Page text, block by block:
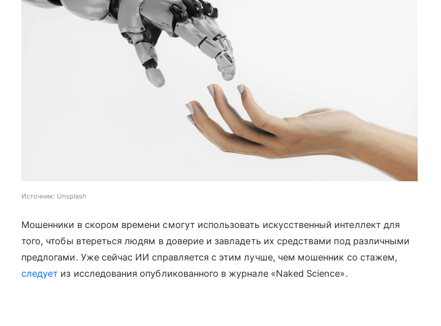
Источник: Unsplash
Мошенники в скором времени смогут использовать искусственный интеллект для
того, чтобы втереться людям в доверие и завладеть их средствами под различными
предлогами. Уже сейчас ИИ справляется с этим лучше, чем мошенник со стажем,
следует из исследования опубликованного в журнале «Naked Science».